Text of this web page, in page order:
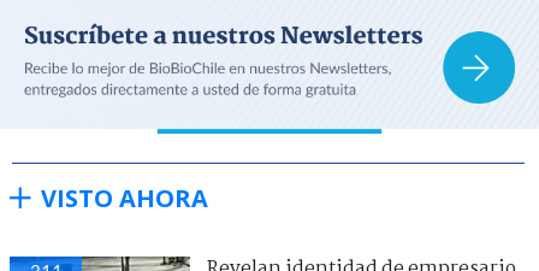
VISTO AHORA